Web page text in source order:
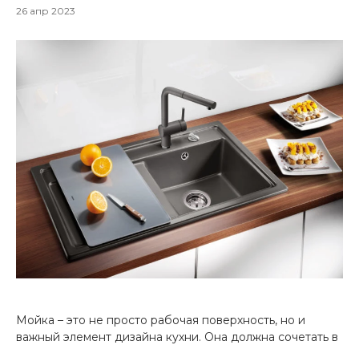
26 апр 2023
Мойка – это не просто рабочая поверхность, но и
важный элемент дизайна кухни. Она должна сочетать в